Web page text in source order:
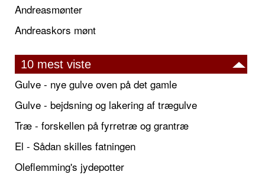
Andreasmønter
Andreaskors mønt
10 mest viste
Gulve - nye gulve oven på det gamle
Gulve - bejdsning og lakering af trægulve
Træ - forskellen på fyrretræ og grantræ
El - Sådan skilles fatningen
Oleflemming's jydepotter